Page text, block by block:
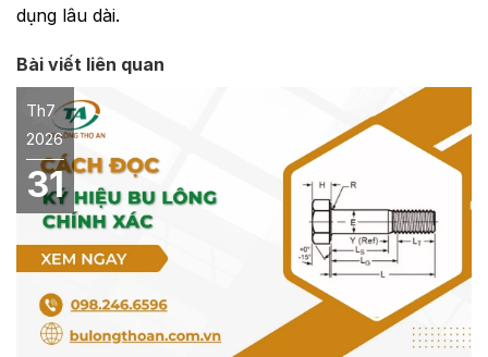
dụng lâu dài.
Bài viết liên quan
Th7
2026
31